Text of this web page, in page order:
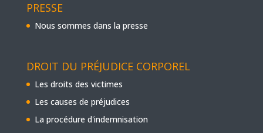
PRESSE
Nous sommes dans la presse
DROIT DU PRÉJUDICE CORPOREL
Les droits des victimes
Les causes de préjudices
La procédure d'indemnisation